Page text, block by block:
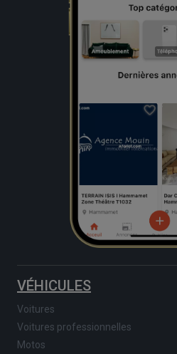
VÉHICULES
Voitures
Voitures professionnelles
Motos